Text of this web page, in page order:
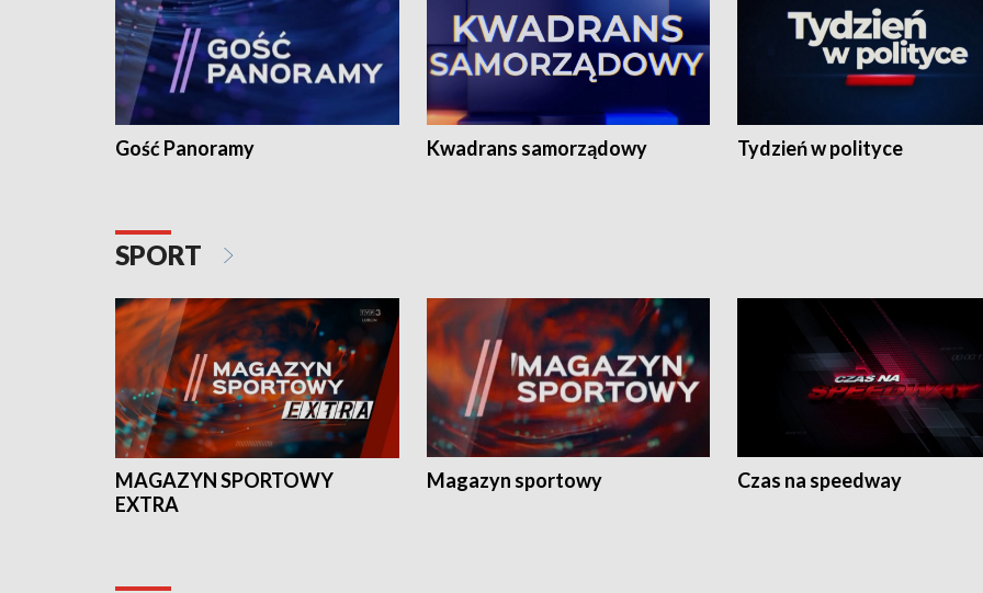
Gość Panoramy Kwadrans samorządowy Tydzień w polityce
SPORT
MAGAZYN SPORTOWY
EXTRA
Magazyn sportowy Czas na speedway